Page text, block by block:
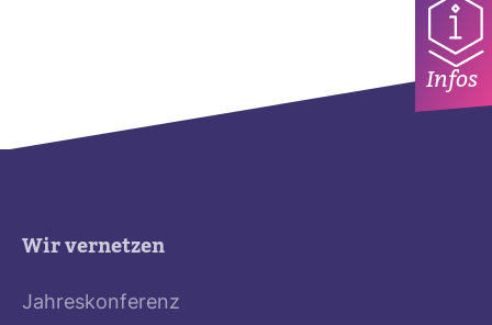
Infos
Wir vernetzen
Jahreskonferenz